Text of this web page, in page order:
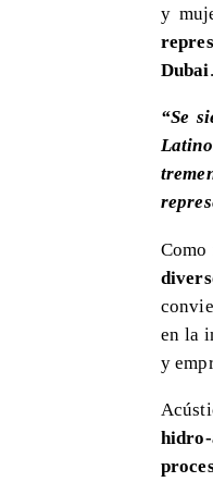
y
Dubai.
“Se
Como
en la
y